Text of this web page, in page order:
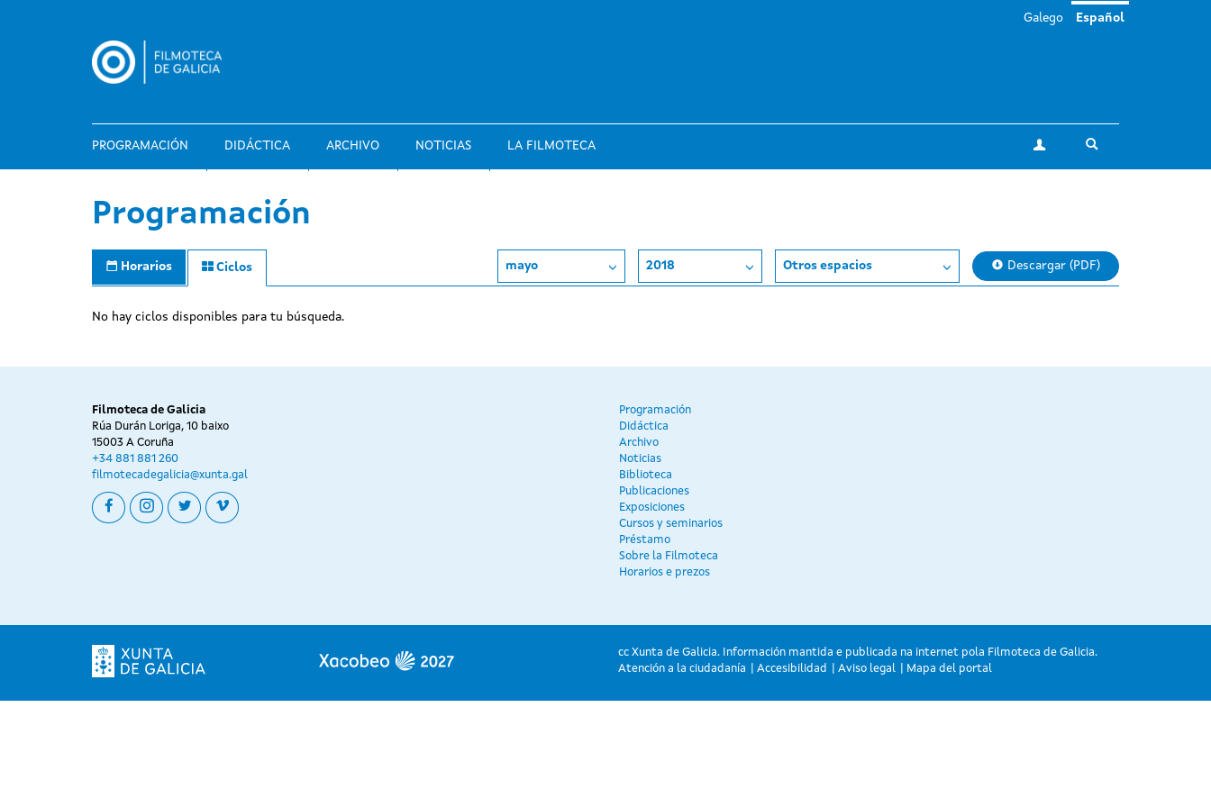
PROGRAMACIÓN DIDÁCTICA ARCHIVO NOTICIAS LA FILMOTECA Mi cuenta
Galego Español
Programación
Horarios Ciclos mayo 2018 Otros espacios Descargar (PDF)
No hay ciclos disponibles para tu búsqueda.
Filmoteca de Galicia
Rúa Durán Loriga, 10 baixo
15003 A Coruña
+34 881 881 260
filmotecadegalicia@xunta.gal
facebookinstagram
twittervimeo
Programación
Didáctica
Archivo
Noticias
Biblioteca
Publicaciones
Exposiciones
Cursos y seminarios
Préstamo
Sobre la Filmoteca
Horarios e prezos
cc Xunta de Galicia. Información mantida e publicada na internet pola Filmoteca de Galicia.
Atención a la ciudadanía
Accesibilidad Aviso legal Mapa del portal